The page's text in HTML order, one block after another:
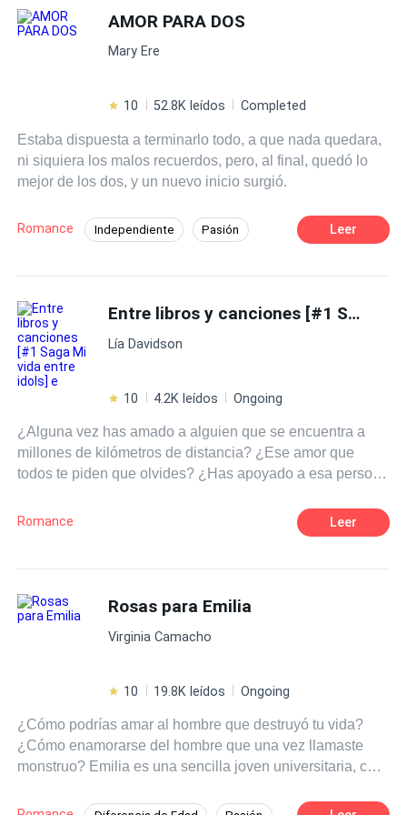
lujo frío, aferrándose a su ira como su única protección.
Pero la línea que separa su amor falso de una tensión
real y vertiginosa comienza a difuminarse. Un contacto
susurrados en la oscuridad... Ninguna de estas cosas
para ellos en este momento no es que se descubra su
mentira; sino la horrible y inequívoca verdad: están
enamorándose de la única persona a quien les dijeron
el odio. Un amor construido sobre secretos.
Matrimonio por Contrato De Odio al Amor
Relación Retorcida
AMOR PARA DOS
Mary Ere
10 52.8K leídos Completed
Estaba dispuesta a terminarlo todo, a que nada quedara,
ni siquiera los malos recuerdos, pero, al final, quedó lo
mejor de los dos, y un nuevo inicio surgió.
Romance Independiente Pasión
Acción
Leer
Entre libros y canciones [#1 Saga Mi vida entre idols] e
Lía Davidson
10 4.2K leídos Ongoing
¿Alguna vez has amado a alguien que se encuentra a
millones de kilómetros de distancia? ¿Ese amor que
todos te piden que olvides? ¿Has apoyado a esa persona
a alguien imposible? Pues te diré algo, esa es la rutina
mejor renunciar a todo.
Romance Leer
Rosas para Emilia
Virginia Camacho
10 19.8K leídos Ongoing
¿Cómo podrías amar al hombre que destruyó tu vida?
¿Cómo enamorarse del hombre que una vez llamaste
monstruo? Emilia es una sencilla joven universitaria, con
ellos, sin embargo, toda su vida cambia de un momento a